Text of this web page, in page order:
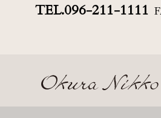
オンラインシ
TEL.096-211-1111